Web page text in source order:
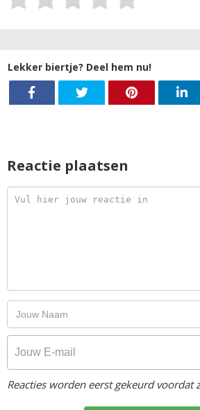
Lekker biertje? Deel hem nu!
Reactie plaatsen
Reacties worden eerst gekeurd voordat